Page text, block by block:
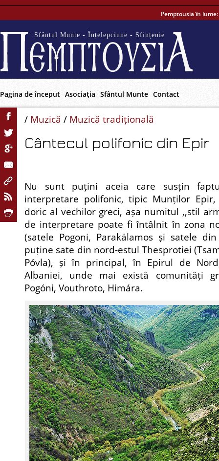
Pemptousia în lume:
Sfântul Munte - Înțelepciune - Sfințenie
Pagina de început Asociaţia Sfântul Munte Contact
/ Muzică / Muzică tradițională
Cântecul polifonic din Epir
Nu sunt puțini aceia care susțin
interpretare polifonic, tipic Munților
doric al vechilor greci, așa numitul ,,stil
de interpretare poate fi întâlnit în zona
(satele Pogoni, Parakálamos și satele
puține sate din nord-estul Thesprotiei
Póvla), și în principal, în Epirul de
Albaniei, unde mai există comunități
Pogóni, Vouthroto, Himára.